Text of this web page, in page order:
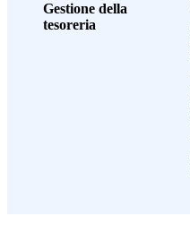
Gestione della
tesoreria